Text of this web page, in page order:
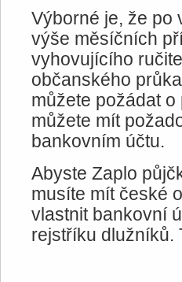
Výborné je, že po
výše měsíčních
vyhovujícího
občanského
můžete požádat
můžete mít
bankovním účtu.
Abyste Zaplo
musíte mít české
vlastnit bankovní
rejstříku dlužníků.